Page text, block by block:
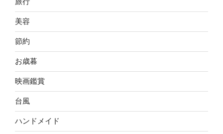
美容
節約
お歳暮
映画鑑賞
台風
ハンドメイド